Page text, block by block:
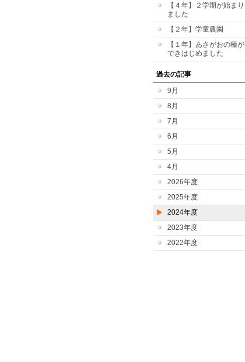
【４年】２学期が始まり
ました
【２年】学童農園
【１年】あさがおの種が
できはじめました
過去の記事
9月
8月
7月
6月
5月
4月
2026年度
2025年度
2024年度
2023年度
2022年度